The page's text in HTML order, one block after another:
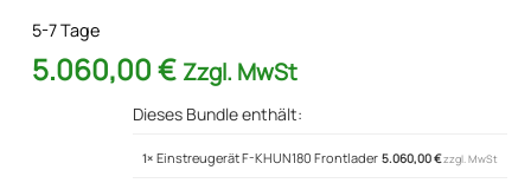
5-7 Tage
5.060,00€ Zzgl. MwSt
Dieses Bundle enthält:
1× Einstreugerät F-KHUN180 Frontlader 5.060,00€zzgl. MwSt